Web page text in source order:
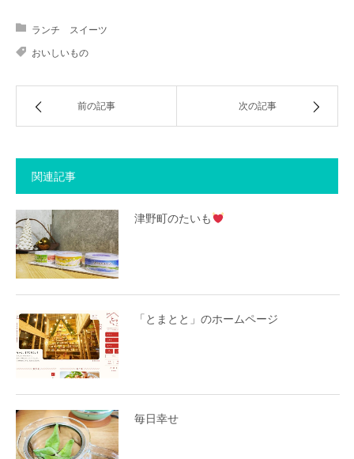
ランチ スイーツ
おいしいもの
前の記事 次の記事
関連記事
津野町のたいも
「とまとと」のホームページ
毎日幸せ